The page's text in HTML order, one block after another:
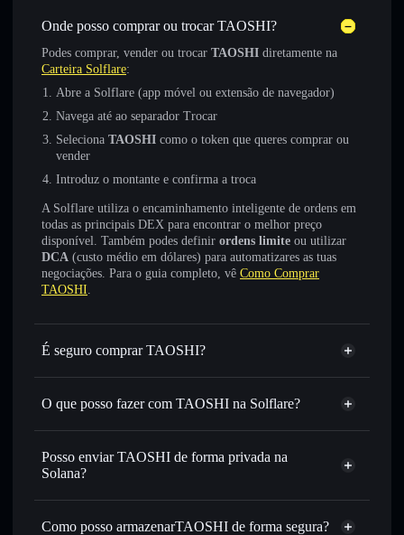
Onde posso comprar ou trocar TAOSHI?
Podes comprar, vender ou trocar TAOSHI diretamente na
Carteira Solflare:
Abre a Solflare (app móvel ou extensão de navegador)
Navega até ao separador Trocar
Seleciona TAOSHI como o token que queres comprar ou
vender
Introduz o montante e confirma a troca
A Solflare utiliza o encaminhamento inteligente de ordens em
todas as principais DEX para encontrar o melhor preço
disponível. Também podes definir ordens limite ou utilizar
DCA (custo médio em dólares) para automatizares as tuas
negociações. Para o guia completo, vê Como Comprar
TAOSHI.
É seguro comprar TAOSHI?
TAOSHI não está verificado
O que posso fazer com TAOSHI na Solflare?
TAOSHI
Carteira Solflare
Trocar instantaneamente— trocar TAOSHI por SOL,
USDC ou milhares de outros tokens Solana com
melhor preço disponível
Definir ordens limite— automatizar transações ao teu
Posso enviar TAOSHI de forma privada na
Solana?
Agregador de Privacidade
Como posso armazenarTAOSHI de forma segura?